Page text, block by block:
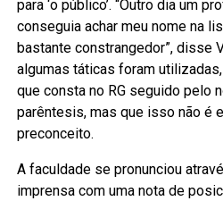
para ‘o público’. “Outro dia um
conseguia achar meu nome na
bastante constrangedor”, disse
algumas táticas foram
que consta no RG seguido pelo
parêntesis, mas que isso não é
preconceito.
A faculdade se pronunciou
imprensa com uma nota de